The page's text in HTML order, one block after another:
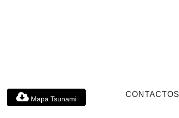
Mapa Tsunami
CONTACTOS